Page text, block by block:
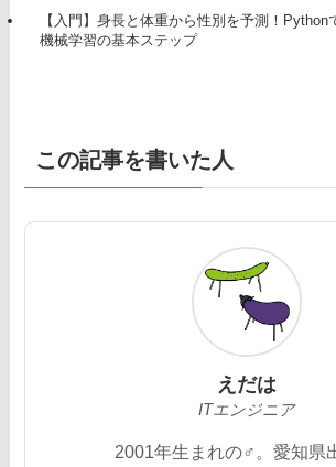
【入門】身長と体重から性別を予測！Python
機械学習の基本ステップ
この記事を書いた人
えだは
ITエンジニア
2001年生まれの♂。愛知県